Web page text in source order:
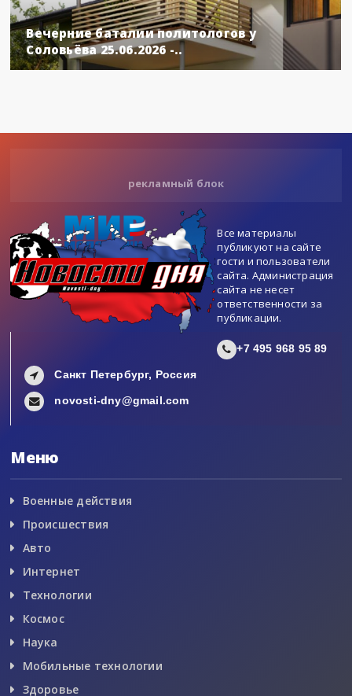
Вечерние баталии политологов у
Соловьёва 25.06.2026 -..
рекламный блок
Все материалы
публикуют на сайте
гости и пользователи
сайта. Администрация
сайта не несет
ответственности за
публикации.
+7 495 968 95 89
Санкт Петербург, Россия
novosti-dny@gmail.com
Меню
Военные действия
Происшествия
Авто
Интернет
Технологии
Космос
Наука
Мобильные технологии
Здоровье